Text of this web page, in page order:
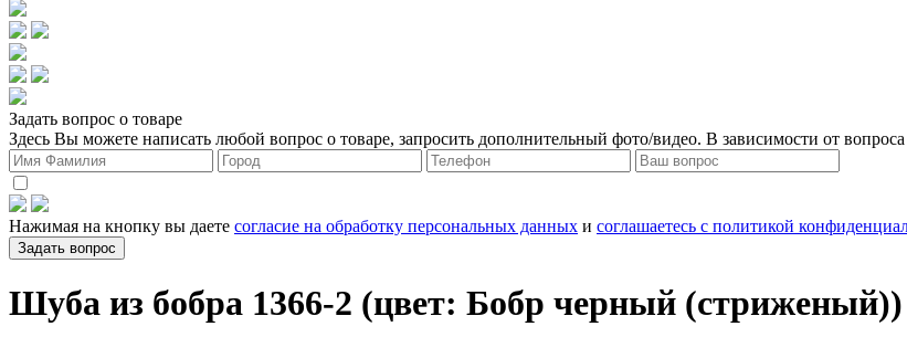
Задать вопрос о товаре
Здесь Вы можете написать любой вопрос о товаре, запросить дополнительный фото/видео. В зависимости от
Нажимая на кнопку вы даете согласие на обработку персональных данных и соглашаетесь с политикой
Задать вопрос
Шуба из бобра 1366-2 (цвет: Бобр черный (стриженый))